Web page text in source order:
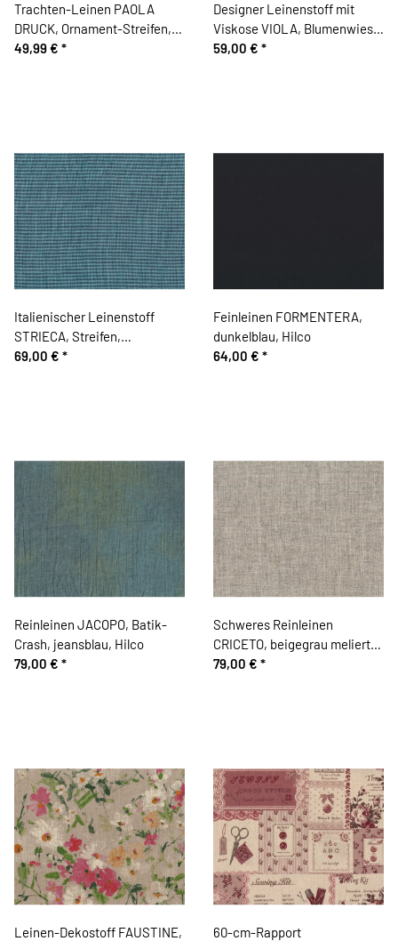
Trachten-Leinen PAOLA
DRUCK, Ornament-Streifen,
stumpfes blau-weiß
49,99 € *
Designer Leinenstoff mit
Viskose VIOLA, Blumenwiese,
hellblau
59,00 € *
Italienischer Leinenstoff
STRIECA, Streifen,
petrolgrün, Toptex
69,00 € *
Feinleinen FORMENTERA,
dunkelblau, Hilco
64,00 € *
Reinleinen JACOPO, Batik-
Crash, jeansblau, Hilco
79,00 € *
Schweres Reinleinen
CRICETO, beigegrau meliert,
Hilco
79,00 € *
Leinen-Dekostoff FAUSTINE,
60-cm-Rapport